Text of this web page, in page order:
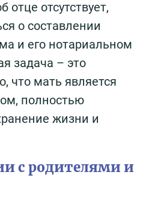
отсутствует,
о составлении
и его нотариальном
задача – это
что мать является
полностью
жизни и
с родителями и